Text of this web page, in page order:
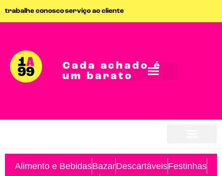
trabalhe conoscoserviço ao cliente
Cada achado é
um barato
Alimento e BebidasBazarDescartáveisFestinhas